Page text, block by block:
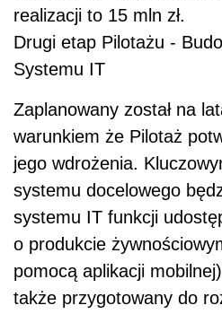
realizacji to 15 mln zł.
Drugi etap Pilotażu -
Systemu IT
Zaplanowany został na
warunkiem że Pilotaż
jego wdrożenia.
systemu docelowego
systemu IT funkcji
o produkcie
pomocą aplikacji
także przygotowany do